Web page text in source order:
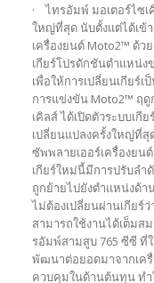
· ไทรอัมพ์ มอเตอร์ไซเ
ใหญ่ที่สุด นับตั้งแต่ได้เข้
เครื่องยนต์ Moto2™ ด้ว
เกียร์โปรดักชันตำแหน่ง
เพื่อให้การเปลี่ยนเกียร์
การแข่งขัน Moto2™ ฤ
เคิลส์ ได้เปิดตัวระบบเกี
เปลี่ยนแปลงครั้งใหญ่ที่
ซัพพลายเออร์เครื่องยน
เกียร์ใหม่นี้มีการปรับลำ
ถูกย้ายไปยังตำแหน่งด้
ไม่ต้องเปลี่ยนผ่านเกียร์
สามารถใช้งานได้เต็มส
รอัมพ์สามสูบ 765 ซีซี ที่
พัฒนาต่อยอดมาจากเค
ควบคุมในด้านต้นทุน ท